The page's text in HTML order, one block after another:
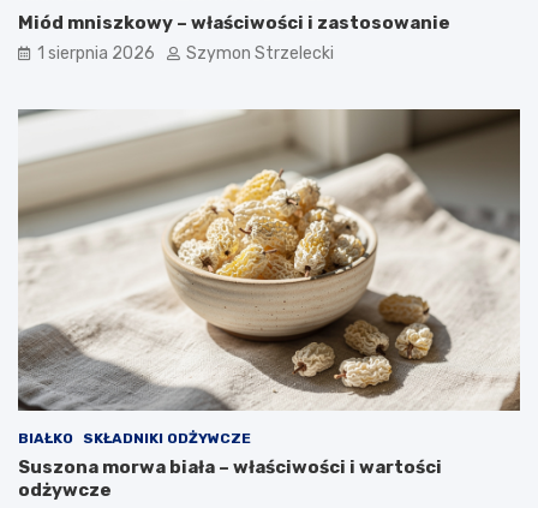
Miód mniszkowy – właściwości i zastosowanie
1 sierpnia 2026 Szymon Strzelecki
BIAŁKO SKŁADNIKI ODŻYWCZE
Suszona morwa biała – właściwości i wartości
odżywcze